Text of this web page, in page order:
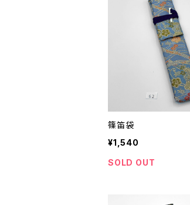
篠笛袋
¥1,540
SOLD OUT